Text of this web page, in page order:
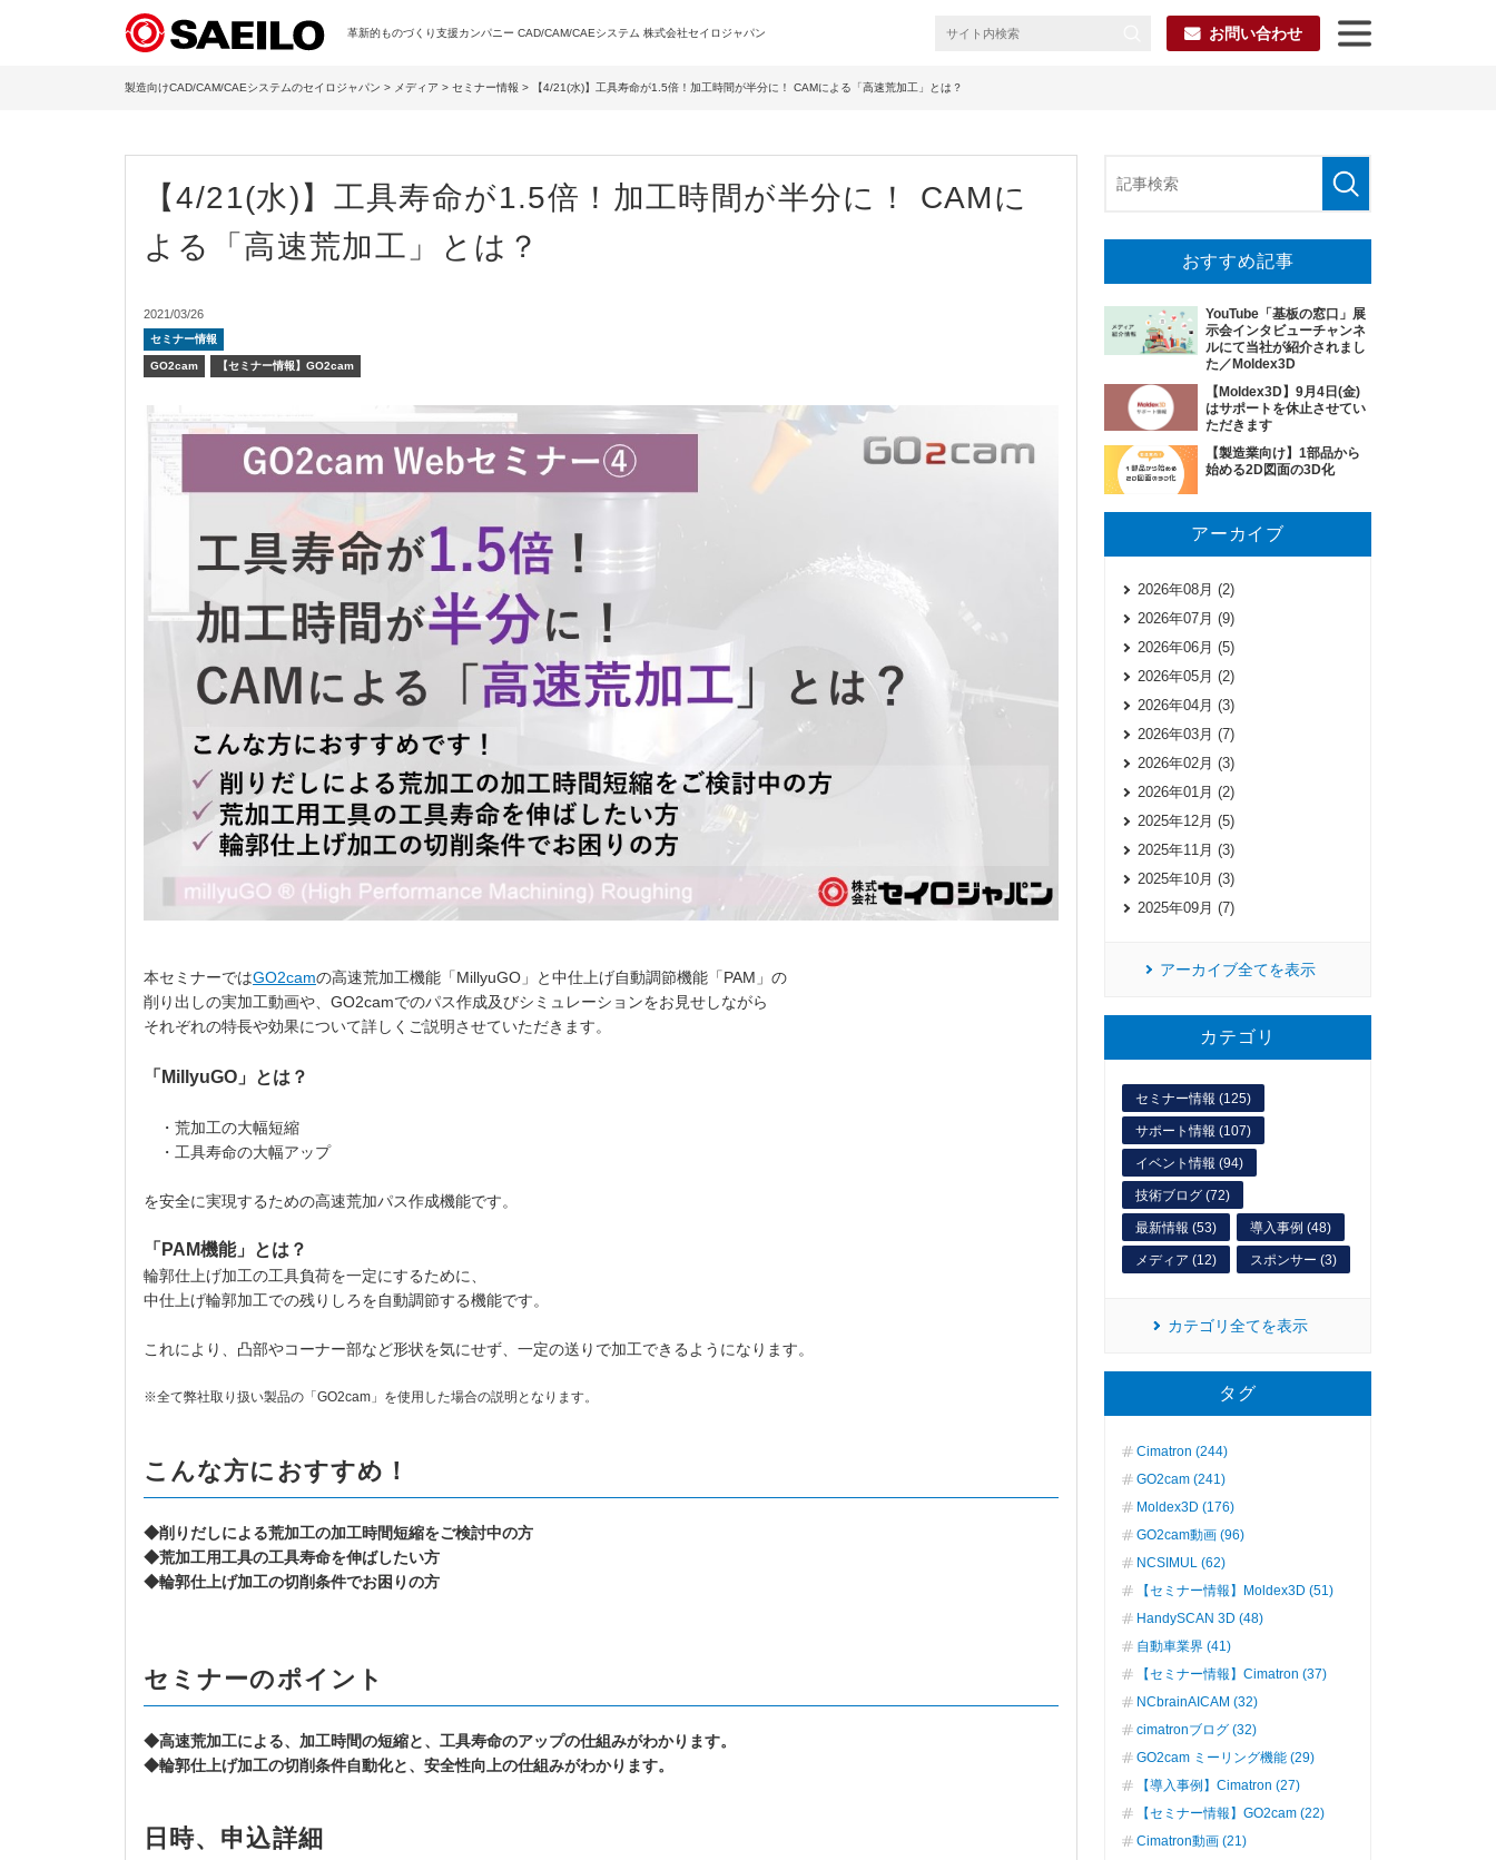
革新的ものづくり支援カンパニー CAD/CAM/CAEシステム 株式会社セイロジャパン お問い合わせ
製造向けCAD/CAM/CAEシステムのセイロジャパン > メディア > セミナー情報 > 【4/21(水)】工具寿命が1.5倍！加工時間が半分に！ CAMによる「高速荒加工」とは？
【4/21(水)】工具寿命が1.5倍！加工時間が半分に！ CAMに
よる「高速荒加工」とは？
2021/03/26
セミナー情報
GO2cam 【セミナー情報】GO2cam
本セミナーではGO2camの高速荒加工機能「MillyuGO」と中仕上げ自動調節機能「PAM」の
削り出しの実加工動画や、GO2camでのパス作成及びシミュレーションをお見せしながら
それぞれの特長や効果について詳しくご説明させていただきます。
「MillyuGO」とは？
・荒加工の大幅短縮
・工具寿命の大幅アップ
を安全に実現するための高速荒加パス作成機能です。
「PAM機能」とは？
輪郭仕上げ加工の工具負荷を一定にするために、
中仕上げ輪郭加工での残りしろを自動調節する機能です。
これにより、凸部やコーナー部など形状を気にせず、一定の送りで加工できるようになります。
※全て弊社取り扱い製品の「GO2cam」を使用した場合の説明となります。
こんな方におすすめ！
◆削りだしによる荒加工の加工時間短縮をご検討中の方
◆荒加工用工具の工具寿命を伸ばしたい方
◆輪郭仕上げ加工の切削条件でお困りの方
セミナーのポイント
◆高速荒加工による、加工時間の短縮と、工具寿命のアップの仕組みがわかります。
◆輪郭仕上げ加工の切削条件自動化と、安全性向上の仕組みがわかります。
日時、申込詳細
おすすめ記事
YouTube「基板の窓口」展
示会インタビューチャンネ
ルにて当社が紹介されまし
た／Moldex3D
【Moldex3D】9月4日(金)
はサポートを休止させてい
ただきます
【製造業向け】1部品から
始める2D図面の3D化
アーカイブ
2026年08月 (2)
2026年07月 (9)
2026年06月 (5)
2026年05月 (2)
2026年04月 (3)
2026年03月 (7)
2026年02月 (3)
2026年01月 (2)
2025年12月 (5)
2025年11月 (3)
2025年10月 (3)
2025年09月 (7)
アーカイブ全てを表示
カテゴリ
セミナー情報 (125)
サポート情報 (107)
イベント情報 (94)
技術ブログ (72)
最新情報 (53) 導入事例 (48)
メディア (12) スポンサー (3)
カテゴリ全てを表示
タグ
Cimatron (244)
GO2cam (241)
Moldex3D (176)
GO2cam動画 (96)
NCSIMUL (62)
【セミナー情報】Moldex3D (51)
HandySCAN 3D (48)
自動車業界 (41)
【セミナー情報】Cimatron (37)
NCbrainAICAM (32)
cimatronブログ (32)
GO2cam ミーリング機能 (29)
【導入事例】Cimatron (27)
【セミナー情報】GO2cam (22)
Cimatron動画 (21)